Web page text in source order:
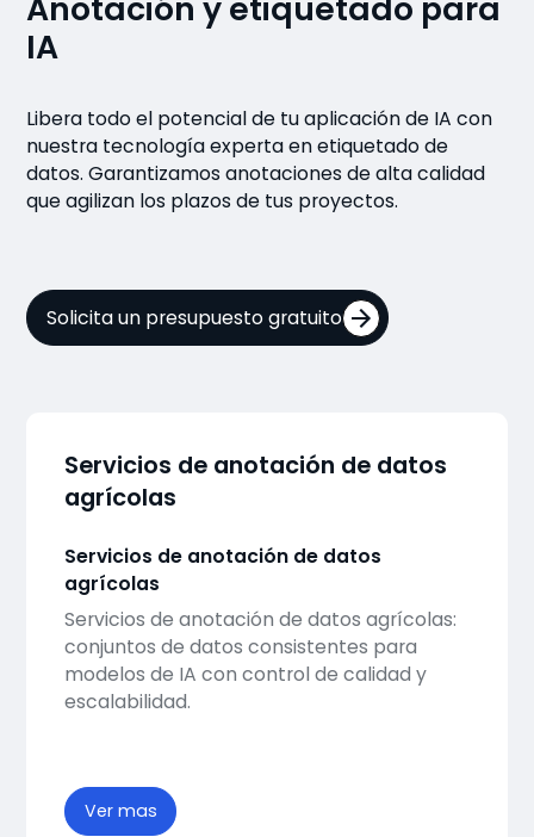
Anotación y etiquetado para
IA
Libera todo el potencial de tu aplicación de IA con
nuestra tecnología experta en etiquetado de
datos. Garantizamos anotaciones de alta calidad
que agilizan los plazos de tus proyectos.
Solicita un presupuesto gratuito
Servicios de anotación de datos
agrícolas
Servicios de anotación de datos
agrícolas
Servicios de anotación de datos agrícolas:
conjuntos de datos consistentes para
modelos de IA con control de calidad y
escalabilidad.
Ver mas